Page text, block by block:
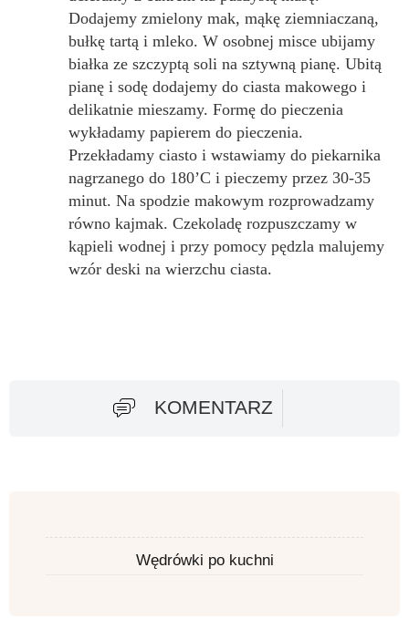
Dodajemy zmielony mak, mąkę ziemniaczaną,
bułkę tartą i mleko. W osobnej misce ubijamy
białka ze szczyptą soli na sztywną pianę. Ubitą
pianę i sodę dodajemy do ciasta makowego i
delikatnie mieszamy. Formę do pieczenia
wykładamy papierem do pieczenia.
Przekładamy ciasto i wstawiamy do piekarnika
nagrzanego do 180’C i pieczemy przez 30-35
minut. Na spodzie makowym rozprowadzamy
równo kajmak. Czekoladę rozpuszczamy w
kąpieli wodnej i przy pomocy pędzla malujemy
wzór deski na wierzchu ciasta.
KOMENTARZ
Wędrówki po kuchni